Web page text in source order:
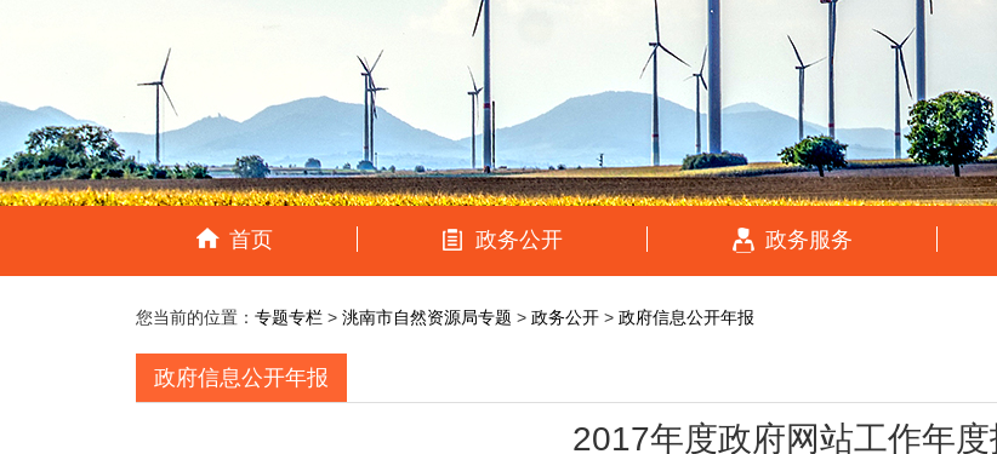
首页 政务公开 政务服务
您当前的位置： 专题专栏 > 洮南市自然资源局专题 > 政务公开 > 政府信息公开年报
政府信息公开年报
2017年度政府网站工作年度